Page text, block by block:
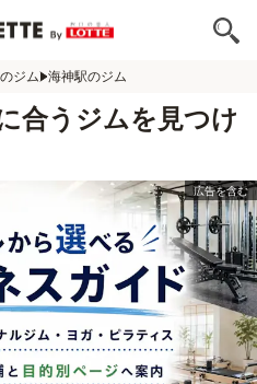
ジム 海神駅のジム
合うジムを見つけ